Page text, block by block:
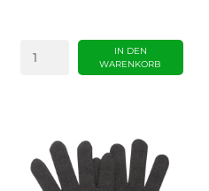
IN DEN
WARENKORB